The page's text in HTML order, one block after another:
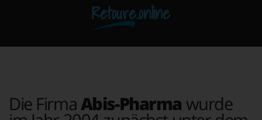
Retoure.online
Die Firma Abis-Pharma wurde